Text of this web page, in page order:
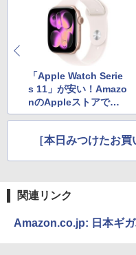
「Apple Watch Serie
s 11」が安い！Amazo
nのAppleストアでセ
ール実施中
［本日みつけたお
関連リンク
Amazon.co.jp: 日本ギガ